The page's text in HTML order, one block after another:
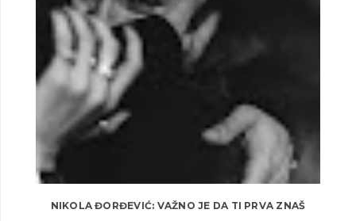
NIKOLA ĐORĐEVIĆ: VAŽNO JE DA TI PRVA ZNAŠ